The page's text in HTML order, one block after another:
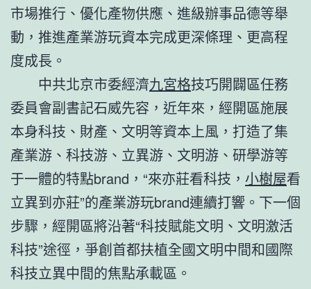
市場推行、優化產物供應、進級辦事品德等舉
動，推進產業游玩資本完成更深條理、更高程
度成長。
中共北京市委經濟九宮格技巧開闢區任務
委員會副書記石威先容，近年來，經開區施展
本身科技、財產、文明等資本上風，打造了集
產業游、科技游、立異游、文明游、研學游等
于一體的特點brand，“來亦莊看科技， 小樹屋看
立異到亦莊”的產業游玩brand連續打響。下一個
步驟，經開區將沿著“科技賦能文明、文明激活
科技”途徑，爭創首都扶植全國文明中間和國際
科技立異中間的焦點承載區。